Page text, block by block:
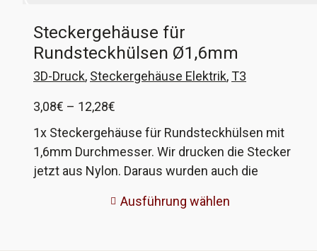
Verkabelung der elektrischen Spiegel, der
Zentralverriegelung und der Klimaanlage. VW-
Vergleichsnummer 171 971 998 A, B, C und E.
Steckergehäuse für
Rundsteckhülsen Ø1,6mm
3D-Druck, Steckergehäuse Elektrik,T3
3,08€ – 12,28€
3,08€
12,28€
1x Steckergehäuse für Rundsteckhülsen mit
1,6mm Durchmesser. Wir drucken die Stecker
jetzt aus Nylon. Daraus wurden auch die
optionalen Crimpkontakte sind in Originalqualität
Ausführung wählen